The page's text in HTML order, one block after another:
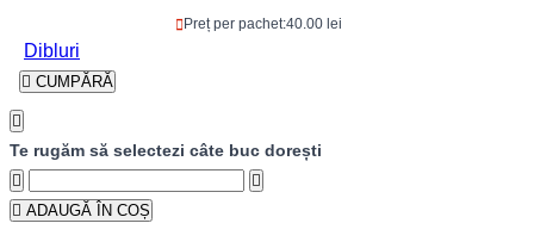
Preț per pachet:40.00 lei
Dibluri
CUMPĂRĂ
Te rugăm să selectezi câte buc dorești
ADAUGĂ ÎN COȘ